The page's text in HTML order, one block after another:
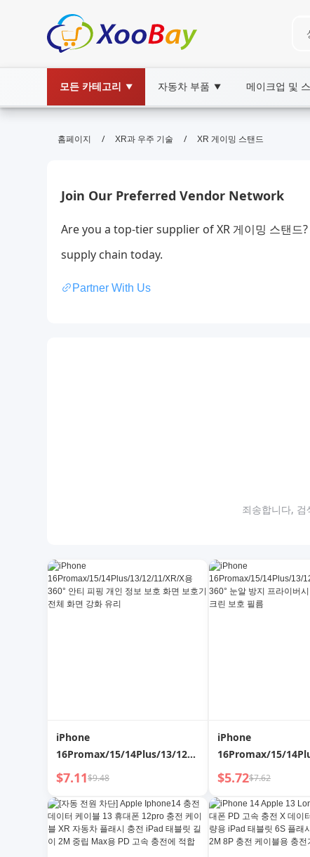
모든 카테고리 ▼ 자동차 부품 ▼ 메이크업 및
XR 게이밍 스탠드 | XOOBAY
홈페이지 / XR과 우주 기술 / XR 게이밍 스탠드
Join Our Preferred Vendor Network
Are you a top-tier supplier of XR 게이밍 스탠
supply chain today.
Partner With Us
죄송합니다,
iPhone
16Promax/15/14Plus/13/12/11/XR/X
용 360° 안티 피핑 개인 정보 보
유리
$7.11$9.48
iPhone
16Promax/15/
용 360° 눈알 방지 프
$5.72$7.62